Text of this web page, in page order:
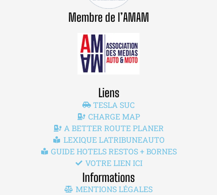
Membre de l’AMAM
Liens
TESLA SUC
CHARGE MAP
A BETTER ROUTE PLANER
LEXIQUE LATRIBUNEAUTO
GUIDE HOTELS RESTOS + BORNES
VOTRE LIEN ICI
Informations
MENTIONS LÉGALES